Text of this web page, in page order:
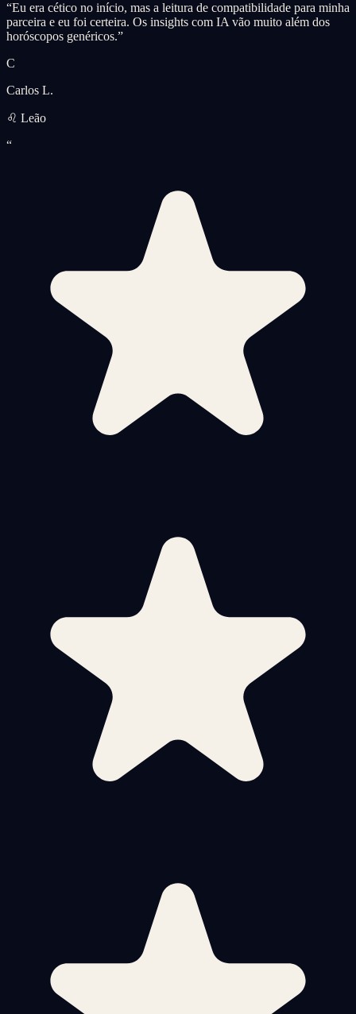
“Eu era cético no início, mas a leitura de compatibilidade para minha
parceira e eu foi certeira. Os insights com IA vão muito além dos
horóscopos genéricos.”
C
Carlos L.
♌ Leão
“